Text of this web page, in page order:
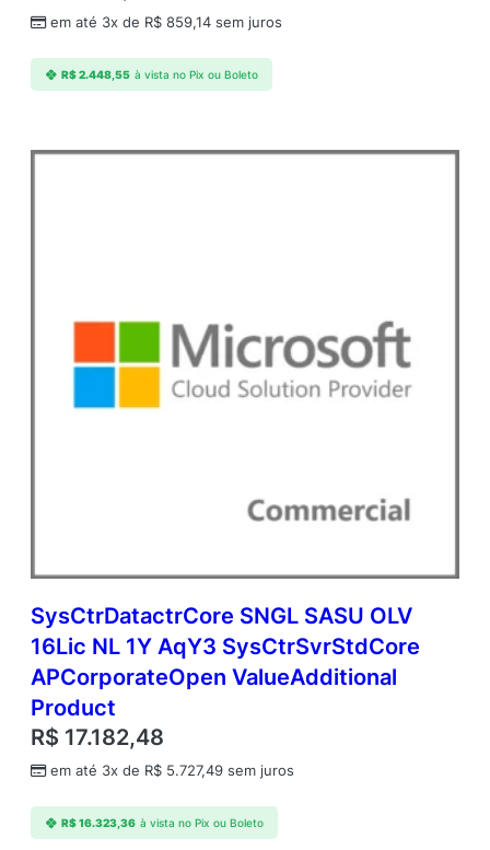
d
c
t
a
em até 3x de R$ 859,14 sem juros
R$2.448,55 à vista no Pix ou Boleto
SysCtrDatactrCore SNGL SASU OLV
16Lic NL 1Y AqY3 SysCtrSvrStdCore
APCorporateOpen ValueAdditional
Product
R$ 17.182,48
em até 3x de R$ 5.727,49 sem juros
R$16.323,36 à vista no Pix ou Boleto